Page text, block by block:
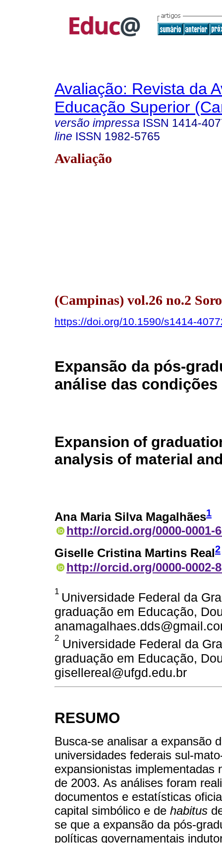
Avaliação: Revista da
Educação Superior
versão impressa ISSN 1414-
line ISSN 1982-5765
Avaliação
(Campinas) vol.26 no.2
https://doi.org/10.1590/s1414-
Expansão da pós-
análise das
Expansion of
analysis of material
Ana Maria Silva Magalhães1
http://orcid.org/0000-0001-
Giselle Cristina Martins Real2
http://orcid.org/0000-0002-
1 Universidade Federal da
graduação em Educação,
2 Universidade Federal da
graduação em Educação,
gisellereal@ufgd.edu.br
RESUMO
Busca-se analisar a expansão
universidades federais sul-
expansionistas implementadas
de 2003. As análises foram
documentos e estatísticas
capital simbólico e de habitus
se que a expansão da pós-
políticas governamentais